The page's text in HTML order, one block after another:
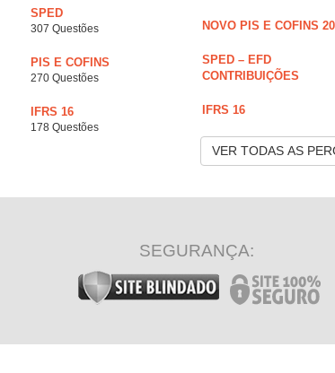
SPED
307 Questões
PIS E COFINS
270 Questões
IFRS 16
178 Questões
NOVO PIS E COFINS
SPED – EFD
CONTRIBUIÇÕES
IFRS 16
VER TODAS AS
SEGURANÇA: